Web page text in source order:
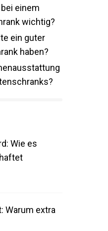
einem
wichtig?
ein guter
haben?
Wie es
Warum extra